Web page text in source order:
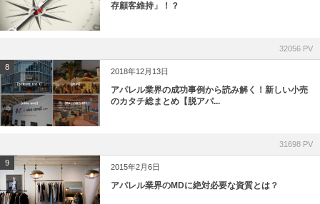
存顧客維持」！？
32056 PV
8 2018年12月13日
アパレル業界の成功事例から読み解く！新しい小売
のカタチ総まとめ【脱アパ...
31698 PV
9 2015年2月6日
アパレル業界のMDに絶対必要な資質とは？